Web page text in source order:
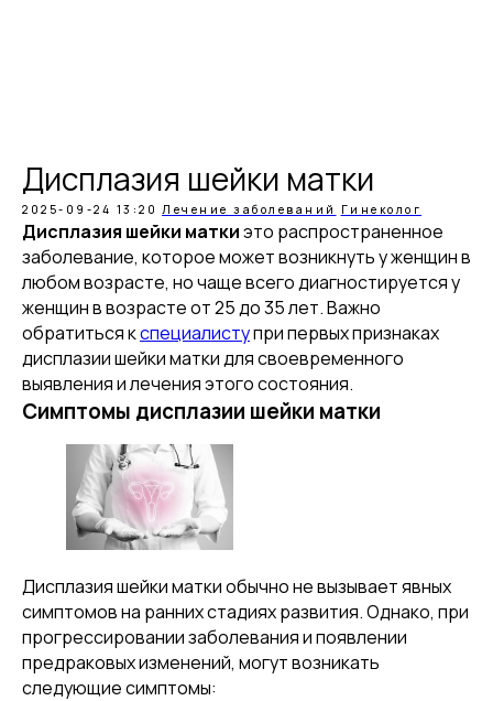
Дисплазия шейки матки
2025-09-24 13:20 Лечение заболеваний Гинеколог
Дисплазия шейки маткиэто распространенное
заболевание, которое может возникнуть у женщин в
любом возрасте, но чаще всего диагностируется у
женщин в возрасте от 25 до 35 лет. Важно
обратиться кспециалиступри первых признаках
дисплазии шейки матки для своевременного
выявления и лечения этого состояния.
Симптомы дисплазии шейки матки
Дисплазия шейки матки обычно не вызывает явных
симптомов на ранних стадиях развития. Однако, при
прогрессировании заболевания и появлении
предраковых изменений, могут возникать
следующие симптомы: